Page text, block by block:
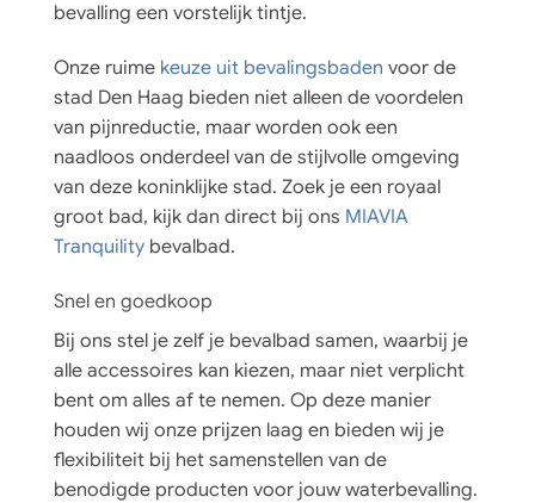
bevalling een vorstelijk tintje.
Onze ruime keuze uit bevalingsbaden voor de
stad Den Haag bieden niet alleen de voordelen
van pijnreductie, maar worden ook een
naadloos onderdeel van de stijlvolle omgeving
van deze koninklijke stad. Zoek je een royaal
groot bad, kijk dan direct bij ons MIAVIA
Tranquility bevalbad.
Snel en goedkoop
Bij ons stel je zelf je bevalbad samen, waarbij je
alle accessoires kan kiezen, maar niet verplicht
bent om alles af te nemen. Op deze manier
houden wij onze prijzen laag en bieden wij je
flexibiliteit bij het samenstellen van de
benodigde producten voor jouw waterbevalling.